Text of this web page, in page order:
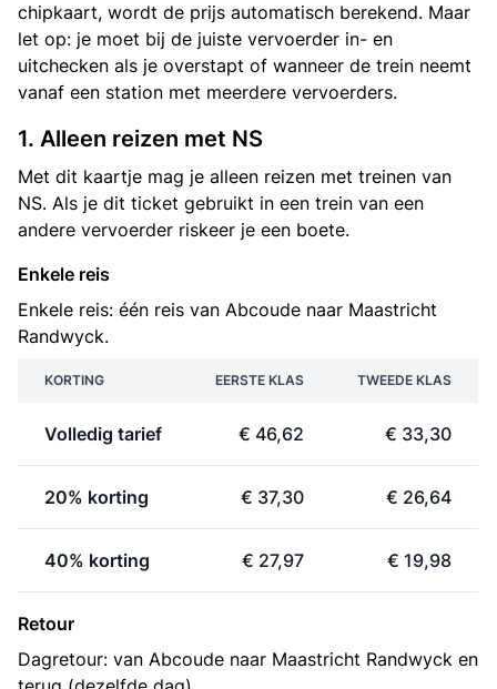
chipkaart, wordt de prijs automatisch berekend. Maar
let op: je moet bij de juiste vervoerder in- en
uitchecken als je overstapt of wanneer de trein neemt
vanaf een station met meerdere vervoerders.
1. Alleen reizen met NS
Met dit kaartje mag je alleen reizen met treinen van
NS. Als je dit ticket gebruikt in een trein van een
andere vervoerder riskeer je een boete.
Enkele reis
Enkele reis: één reis van Abcoude naar Maastricht
Randwyck.
KORTING EERSTE KLAS TWEEDE KLAS
Volledig tarief € 46,62 € 33,30
20% korting € 37,30 € 26,64
40% korting € 27,97 € 19,98
Retour
Dagretour: van Abcoude naar Maastricht Randwyck en